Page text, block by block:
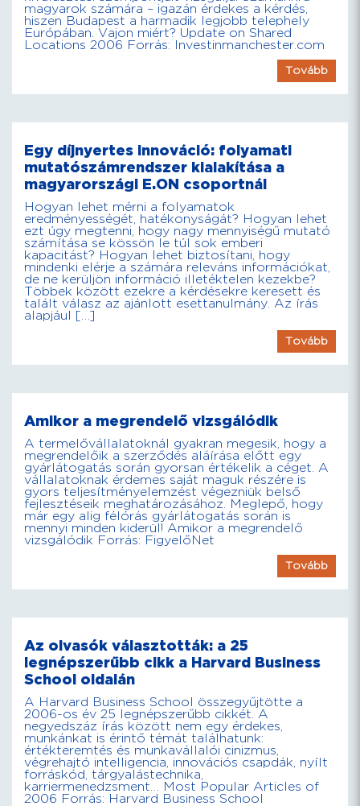
magyarok számára – igazán érdekes a kérdés,
hiszen Budapest a harmadik legjobb telephely
Európában. Vajon miért? Update on Shared
Locations 2006 Forrás: Investinmanchester.com
Tovább
Egy díjnyertes innováció: folyamati
mutatószámrendszer kialakítása a
magyarországi E.ON csoportnál
Hogyan lehet mérni a folyamatok
eredményességét, hatékonyságát? Hogyan lehet
ezt úgy megtenni, hogy nagy mennyiségű mutató
számítása se kössön le túl sok emberi
kapacitást? Hogyan lehet biztosítani, hogy
mindenki elérje a számára releváns információkat,
de ne kerüljön információ illetéktelen kezekbe?
Többek között ezekre a kérdésekre keresett és
talált válasz az ajánlott esettanulmány. Az írás
alapjául […]
Tovább
Amikor a megrendelő vizsgálódik
A termelővállalatoknál gyakran megesik, hogy a
megrendelőik a szerződés aláírása előtt egy
gyárlátogatás során gyorsan értékelik a céget. A
vállalatoknak érdemes saját maguk részére is
gyors teljesítményelemzést végezniük belső
fejlesztéseik meghatározásához. Meglepő, hogy
már egy alig félórás gyárlátogatás során is
mennyi minden kiderül! Amikor a megrendelő
vizsgálódik Forrás: FigyelőNet
Tovább
Az olvasók választották: a 25
legnépszerűbb cikk a Harvard Business
School oldalán
A Harvard Business School összegyűjtötte a
2006-os év 25 legnépszerűbb cikkét. A
negyedszáz írás között nem egy érdekes,
munkánkat is érintő témát találhatunk:
értékteremtés és munkavállalói cinizmus,
végrehajtó intelligencia, innovációs csapdák, nyílt
forráskód, tárgyalástechnika,
karriermenedzsment… Most Popular Articles of
2006 Forrás: Harvard Business School